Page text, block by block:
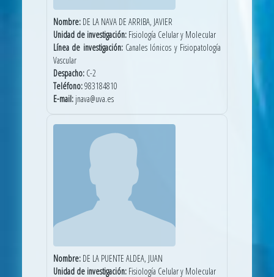
Nombre: DE LA NAVA DE ARRIBA, JAVIER
Unidad de investigación: Fisiología Celular y Molecular
Línea de investigación:Canales Iónicos y Fisiopatología
Vascular
Despacho: C-2
Teléfono:983184810
E-mail: jnava@uva.es
Nombre: DE LA PUENTE ALDEA, JUAN
Unidad de investigación: Fisiología Celular y Molecular